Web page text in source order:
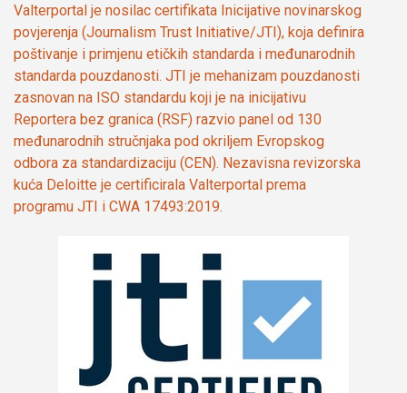
Valterportal je nosilac certifikata Inicijative novinarskog
povjerenja (Journalism Trust Initiative/JTI), koja definira
poštivanje i primjenu etičkih standarda i međunarodnih
standarda pouzdanosti. JTI je mehanizam pouzdanosti
zasnovan na ISO standardu koji je na inicijativu
Reportera bez granica (RSF) razvio panel od 130
međunarodnih stručnjaka pod okriljem Evropskog
odbora za standardizaciju (CEN). Nezavisna revizorska
kuća Deloitte je certificirala Valterportal prema
programu JTI i CWA 17493:2019.